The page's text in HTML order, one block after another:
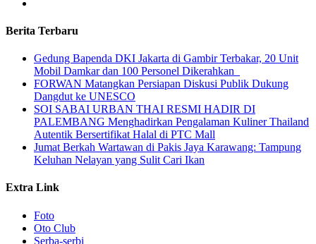
Berita Terbaru
Gedung Bapenda DKI Jakarta di Gambir Terbakar, 20 Unit
Mobil Damkar dan 100 Personel Dikerahkan
FORWAN Matangkan Persiapan Diskusi Publik Dukung
Dangdut ke UNESCO
SOI SABAI URBAN THAI RESMI HADIR DI
PALEMBANG Menghadirkan Pengalaman Kuliner Thailand
Autentik Bersertifikat Halal di PTC Mall
Jumat Berkah Wartawan di Pakis Jaya Karawang: Tampung
Keluhan Nelayan yang Sulit Cari Ikan
Extra Link
Foto
Oto Club
Serba-serbi